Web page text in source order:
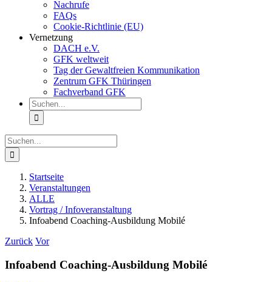
Nachrufe
FAQs
Cookie-Richtlinie (EU)
Vernetzung
DACH e.V.
GFK weltweit
Tag der Gewaltfreien Kommunikation
Zentrum GFK Thüringen
Fachverband GFK
Suche
nach:
Suche
nach:
Startseite
Veranstaltungen
ALLE
Vortrag / Infoveranstaltung
Infoabend Coaching-Ausbildung Mobilé
Zurück Vor
Infoabend Coaching-Ausbildung Mobilé